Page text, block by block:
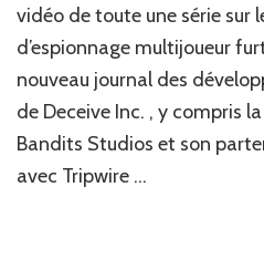
de
Deveice
vidéo de toute une série sur
d’espionnage multijoueur
nouveau journal des
de ‎Deceive Inc. , y compris
Bandits Studios et son
avec Tripwire …